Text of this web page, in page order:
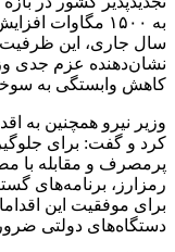
به ۱۵۰۰ مگاوات
نشان‌دهنده عزم جدی
کاهش وابستگی به
وزیر نیرو همچنین به
کرد و گفت: برای
پرمصرف‌ و مقابله با
رمزارز، برنامه‌های
برای موفقیت این
دستگاه‌های دولتی